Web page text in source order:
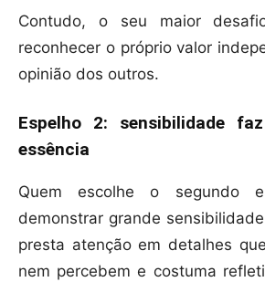
Contudo, o seu maior
reconhecer o próprio valor
opinião dos outros.
Espelho 2: sensibilidade
essência
Quem escolhe o segundo
demonstrar grande
presta atenção em detalhes
nem percebem e costuma